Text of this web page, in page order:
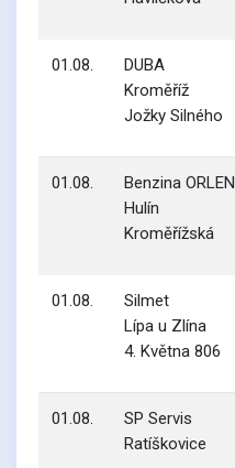
01.08.
DUBA
Kroměříž
Jožky Silného
01.08.
Benzina ORLEN
Hulín
Kroměřížská
01.08.
Silmet
Lípa u Zlína
4. Května 806
01.08.
SP Servis
Ratíškovice